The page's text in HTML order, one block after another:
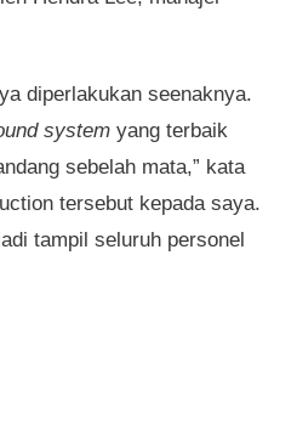
diperlakukan seenaknya.
system yang terbaik
sebelah mata,” kata
tersebut kepada saya.
tampil seluruh personel